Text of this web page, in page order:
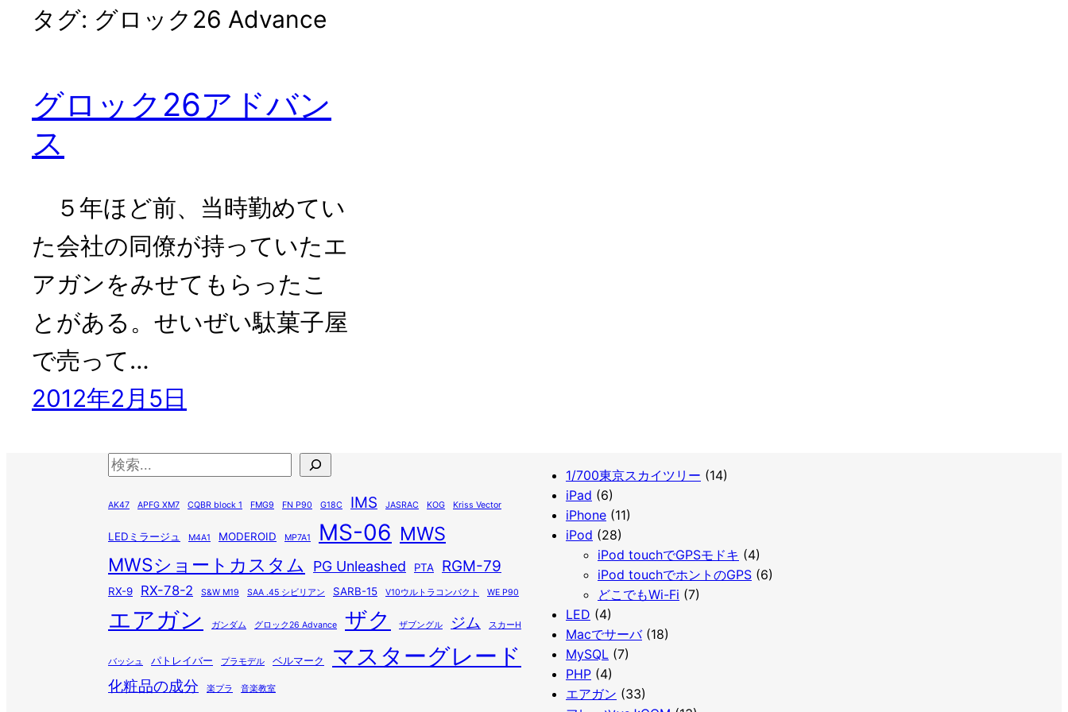
タグ: グロック26 Advance
グロック26アドバン
ス
５年ほど前、当時勤めてい
た会社の同僚が持っていたエ
アガンをみせてもらったこ
とがある。せいぜい駄菓子屋
で売って…
2012年2月5日
検
AK47 APFG XM7 CQBR block 1 FMG9 FN P90 G18C IMS JASRAC KOG Kriss Vector
LEDミラージュ M4A1 MODEROID MP7A1 MS-06 MWS
MWSショートカスタム PG Unleashed PTA RGM-79
RX-9 RX-78-2 S&W M19 SAA .45 シビリアン SARB-15 V10ウルトラコンパクト WE P90
エアガン ガンダム グロック26 Advance ザク ザブングル ジム スカーH
バッシュ パトレイバー プラモデル ベルマーク マスターグレード
化粧品の成分 楽プラ 音楽教室
1/700東京スカイツリー (14)
iPad (6)
iPhone (11)
iPod (28)
iPod touchでGPSモドキ (4)
iPod touchでホントのGPS (6)
どこでもWi-Fi (7)
LED (4)
Macでサーバ(18)
MySQL (7)
PHP (4)
エアガン (33)